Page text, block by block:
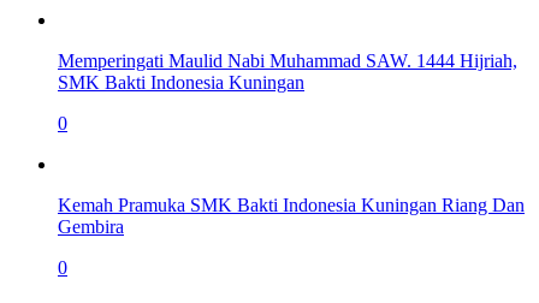
Memperingati Maulid Nabi Muhammad SAW. 1444 Hijriah,
SMK Bakti Indonesia Kuningan
0
Kemah Pramuka SMK Bakti Indonesia Kuningan Riang Dan
Gembira
0